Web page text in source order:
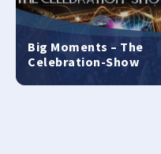
Big Moments – The
Celebration-Show